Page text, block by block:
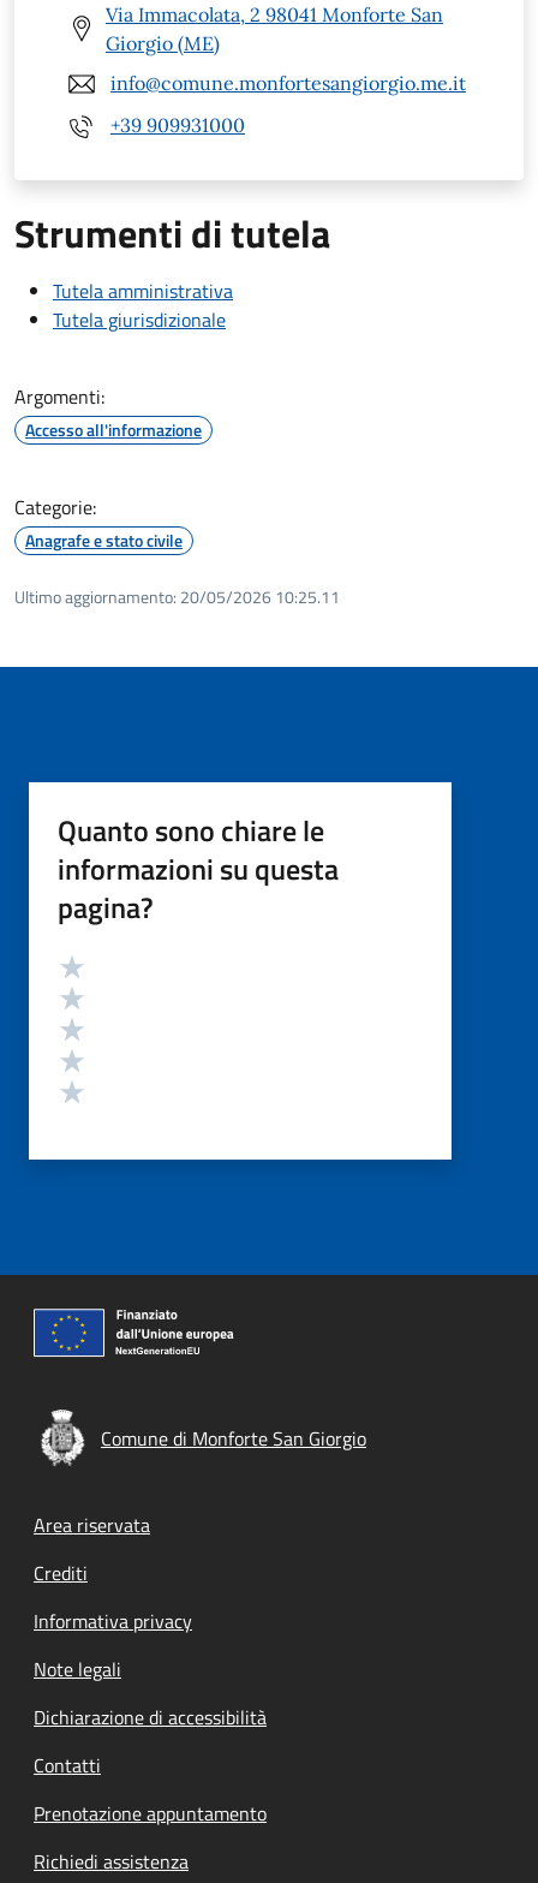
Via Immacolata, 2 98041 Monforte San
Giorgio (ME)
info@comune.monfortesangiorgio.me.it
+39 909931000
Strumenti di tutela
Tutela amministrativa
Tutela giurisdizionale
Argomenti:
Accesso all'informazione
Categorie:
Anagrafe e stato civile
Ultimo aggiornamento: 20/05/2026 10:25.11
Quanto sono chiare le
informazioni su questa
pagina?
Valutazione
Comune di Monforte San Giorgio
Footer menu
Area riservata
Crediti
Informativa privacy
Note legali
Dichiarazione di accessibilità
Contatti
Prenotazione appuntamento
Richiedi assistenza